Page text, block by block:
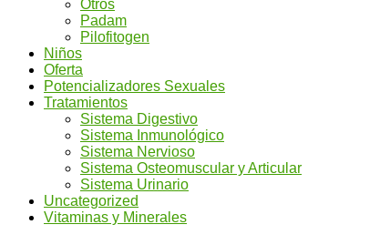
Otros
Padam
Pilofitogen
Niños
Oferta
Potencializadores Sexuales
Tratamientos
Sistema Digestivo
Sistema Inmunológico
Sistema Nervioso
Sistema Osteomuscular y Articular
Sistema Urinario
Uncategorized
Vitaminas y Minerales